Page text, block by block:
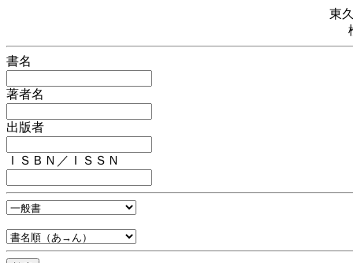
東
書名
著者名
出版者
ＩＳＢＮ／ＩＳＳＮ